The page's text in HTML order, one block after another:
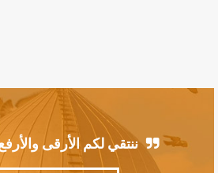
ننتقي لكم الأرقى